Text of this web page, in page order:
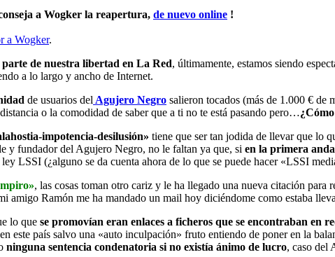
a Wogker la reapertura, de nuevo online !
a Wogker.
de nuestra libertad en La Red, últimamente, estamos siendo
a lo largo y ancho de Internet.
de usuarios del Agujero Negro salieron tocados (más de 1.000 €
o la comodidad de saber que a ti no te está pasando pero…
impotencia-desilusión» tiene que ser tan jodida de llevar que lo
y fundador del Agujero Negro, no le faltan ya que, si en la primera
LSSI (¿alguno se da cuenta ahora de lo que se puede hacer «LSSI
, las cosas toman otro cariz y le ha llegado una nueva citación
amigo Ramón me ha mandado un mail hoy diciéndome como estaba
lo que se promovían eran enlaces a ficheros que se encontraban en
este país salvo una «auto inculpación» fruto entiendo de poner en la
ninguna sentencia condenatoria si no existía ánimo de lucro, caso del